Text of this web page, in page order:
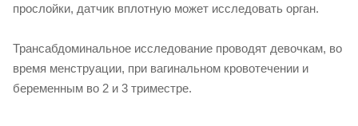
прослойки, датчик вплотную может исследовать орган.
Трансабдоминальное исследование проводят девочкам, во
время менструации, при вагинальном кровотечении и
беременным во 2 и 3 триместре.